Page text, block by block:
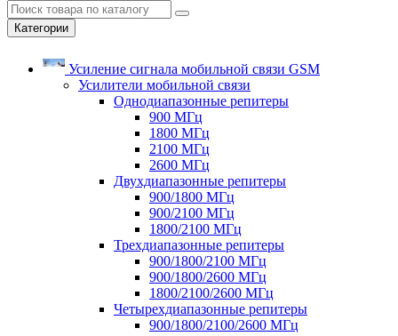
Категории
Усиление сигнала мобильной связи GSM
Усилители мобильной связи
Однодиапазонные репитеры
900 МГц
1800 МГц
2100 МГц
2600 МГц
Двухдиапазонные репитеры
900/1800 МГц
900/2100 МГц
1800/2100 МГц
Трехдиапазонные репитеры
900/1800/2100 МГц
900/1800/2600 МГц
1800/2100/2600 МГц
Четырехдиапазонные репитеры
900/1800/2100/2600 МГц